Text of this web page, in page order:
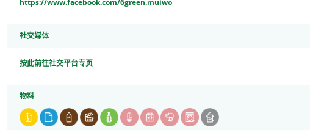
https://www.facebook.com/6green.muiwo
社交媒体
按此前往社交平台专页
物料